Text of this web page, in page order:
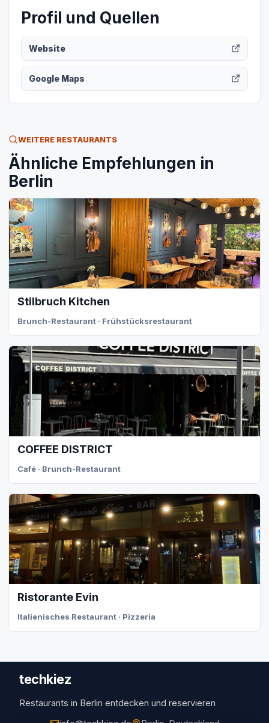
Profil und Quellen
Website
Google Maps
WEITERE RESTAURANTS
Ähnliche Empfehlungen in
Berlin
Stilbruch Kitchen
Brunch-Restaurant · Frühstücksrestaurant
COFFEE DISTRICT
Café · Brunch-Restaurant
Ristorante Evin
Italienisches Restaurant · Pizzeria
techkiez
Restaurants in Berlin entdecken und reservieren